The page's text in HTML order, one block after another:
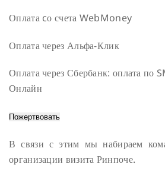
Оплата cо счета WebMoney
Оплата через Альфа-Клик
Оплата через Сбербанк: оплата по
Онлайн
В связи с этим мы набираем
организации визита Ринпоче.